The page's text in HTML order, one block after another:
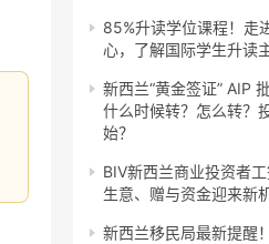
85%升读学位课程！走
心，了解国际学生升读
新西兰“黄金签证” AIP
什么时候转？怎么转？
始？
BIV新西兰商业投资者
生意、赠与资金迎来新
新西兰移民局最新提醒